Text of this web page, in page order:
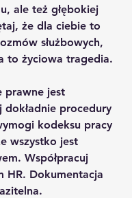
ale też głębokiej
że dla ciebie to
służbowych,
to życiowa tragedia.
prawne jest
dokładnie procedury
kodeksu pracy
wszystko jest
Współpracuj
HR. Dokumentacja